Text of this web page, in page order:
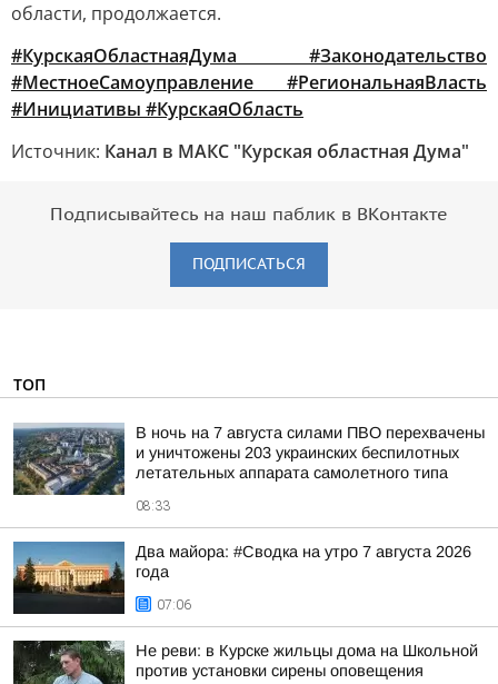
области, продолжается.
#КурскаяОбластнаяДума #Законодательство
#МестноеСамоуправление #РегиональнаяВласть
#Инициативы #КурскаяОбласть
Источник: Канал в МАКС "Курская областная Дума"
Подписывайтесь на наш паблик в ВКонтакте
ПОДПИСАТЬСЯ
ТОП
В ночь на 7 августа силами ПВО перехвачены
и уничтожены 203 украинских беспилотных
летательных аппарата самолетного типа
08:33
Два майора: #Сводка на утро 7 августа 2026
года
07:06
Не реви: в Курске жильцы дома на Школьной
против установки сирены оповещения